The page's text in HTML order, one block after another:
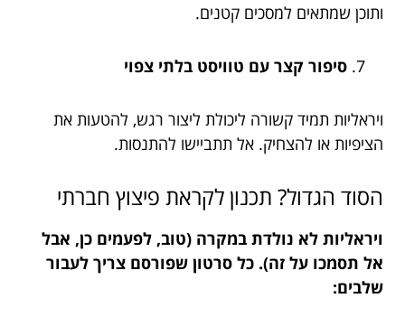
ותוכן שמתאים למסכים קטנים.
סיפור קצר עם טוויסט בלתי צפוי
ויראליות תמיד קשורה ליכולת ליצור רגש, להטעות את
הציפיות או להצחיק. אל תתביישו להתנסות.
הסוד הגדול? תכנון לקראת פיצוץ חברתי
ויראליות לא נולדת במקרה (טוב, לפעמים כן, אבל
אל תסמכו על זה). כל סרטון שפורסם צריך לעבור
שלבים: